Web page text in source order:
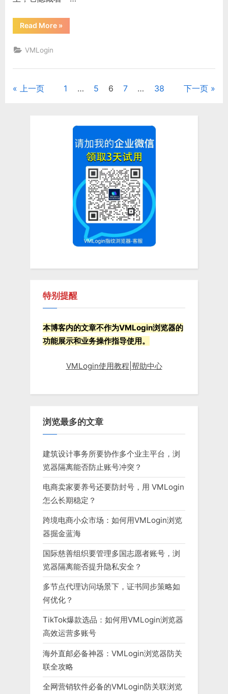
Read More“一
台
多
»
VMLogin
文上一页 1 … 5 6 7 … 38 下一页
特别提醒
本博客内的文章不作为VMLogin浏览器的
功能展示和业务操作指导使用。
VMLogin使用教程|帮助中心
浏览最多的文章
建筑设计事务所要协作多个业主平台，浏
览器隔离能否防止账号冲突？
电商卖家要养号还要防封号，用 VMLogin
怎么长期稳定？
跨境电商小众市场：如何用VMLogin浏览
器掘金蓝海
国际慈善组织要管理多国志愿者账号，浏
览器隔离能否提升隐私安全？
多节点代理访问场景下，证书同步策略如
何优化？
TikTok爆款选品：如何用VMLogin浏览器
高效运营多账号
海外直邮必备神器：VMLogin浏览器防关
联全攻略
全网营销软件必备的VMLogin防关联浏览